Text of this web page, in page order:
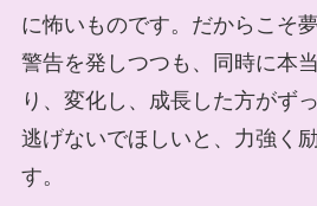
に怖いものです。だからこそ
警告を発しつつも、同時に本
り、変化し、成長した方がず
逃げないでほしいと、力強く
す。